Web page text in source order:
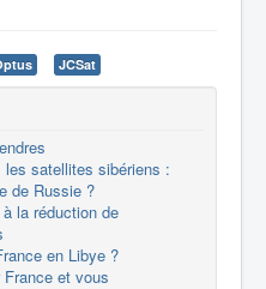
JCSat
les satellites sibériens :
de Russie ?
la réduction de
en Libye ?
France et vous